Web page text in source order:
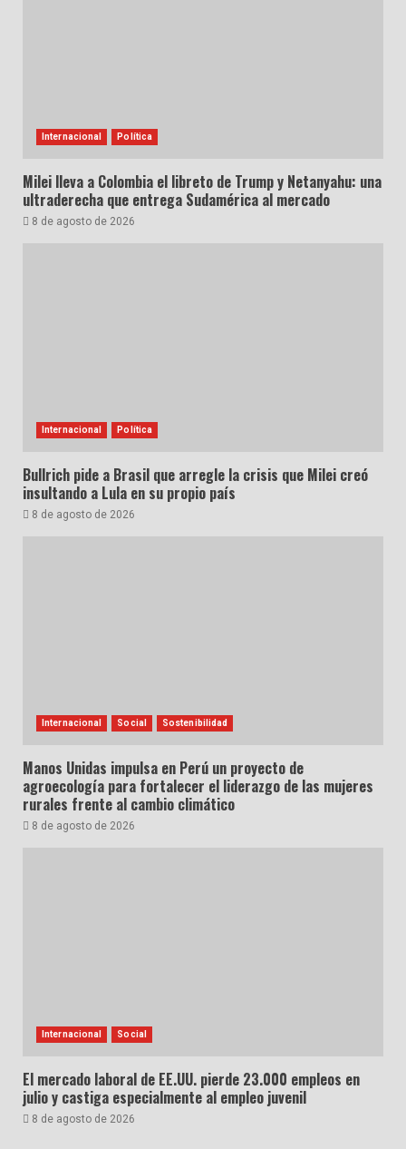
Internacional Política
Milei lleva a Colombia el libreto de Trump y Netanyahu: una
ultraderecha que entrega Sudamérica al mercado
8 de agosto de 2026
Internacional Política
Bullrich pide a Brasil que arregle la crisis que Milei creó
insultando a Lula en su propio país
8 de agosto de 2026
Internacional Social Sostenibilidad
Manos Unidas impulsa en Perú un proyecto de
agroecología para fortalecer el liderazgo de las mujeres
rurales frente al cambio climático
8 de agosto de 2026
Internacional Social
El mercado laboral de EE.UU. pierde 23.000 empleos en
julio y castiga especialmente al empleo juvenil
8 de agosto de 2026